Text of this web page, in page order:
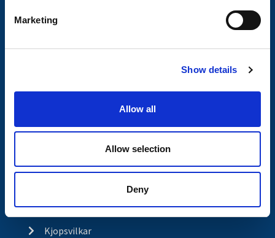
Marketing
Show details
Allow all
Allow selection
Deny
Produkter
Kontakt
Om cookies
Kjopsvilkar